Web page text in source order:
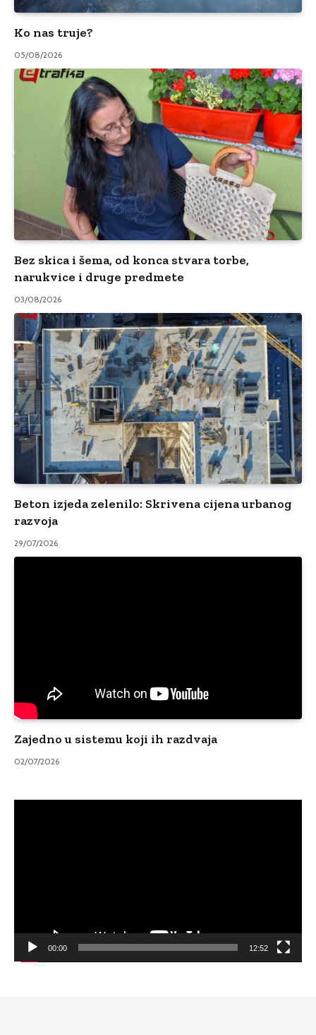
Ko nas truje?
05/08/2026
Bez skica i šema, od konca stvara torbe,
narukvice i druge predmete
03/08/2026
Beton izjeda zelenilo: Skrivena cijena urbanog
razvoja
29/07/2026
Zajedno u sistemu koji ih razdvaja
02/07/2026
00:00 12:52